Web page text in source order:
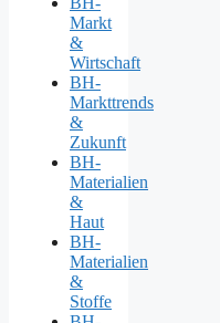
Markt
&
Wirtschaft
BH-
Markttrends
&
Zukunft
BH-
Materialien
&
Haut
BH-
Materialien
&
Stoffe